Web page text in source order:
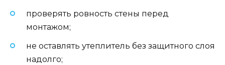
проверять ровность стены перед
монтажом;
не оставлять утеплитель без защитного слоя
надолго;